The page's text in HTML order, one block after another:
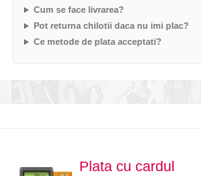
Cum se face livrarea?
Pot returna chilotii daca nu imi plac?
Ce metode de plata acceptati?
Plata cu cardul